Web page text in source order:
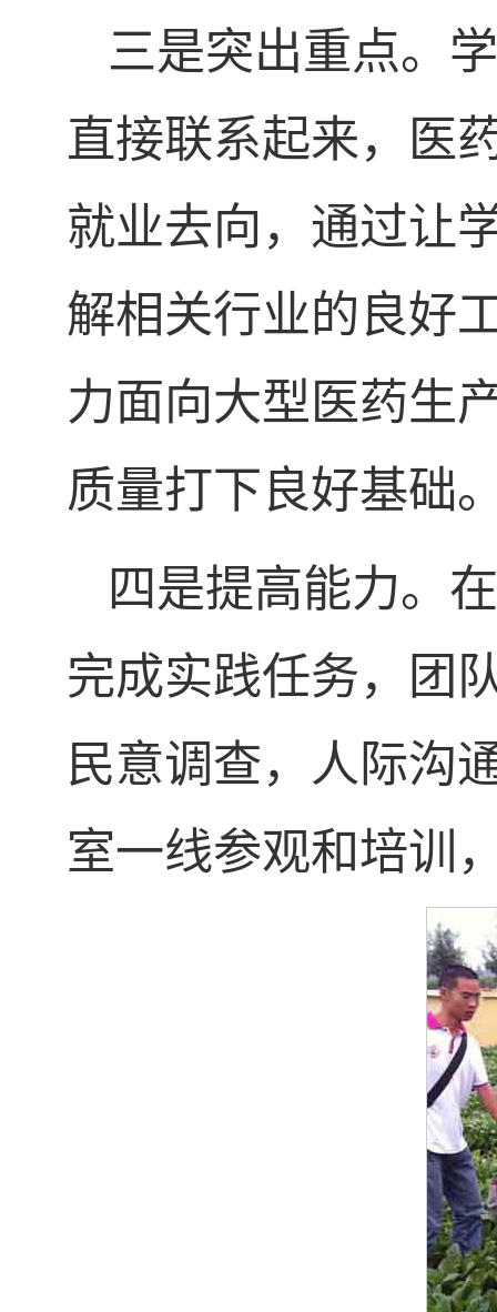
三是突出重点。
直接联系起来，医
就业去向，通过让
解相关行业的良好
力面向大型医药生
质量打下良好基础
四是提高能力。
完成实践任务，团
民意调查，人际沟
室一线参观和培训